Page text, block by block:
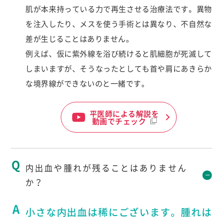
肌が本来持っている力で再生させる治療法です。異物
を注入したり、メスを使う手術とは異なり、不自然な
差が生じることはありません。
例えば、仮に紫外線を浴び続けると肌細胞が死滅して
しまいますが、そうなったとしても首や肩にあきらか
な境界線ができないのと一緒です。
平医師による解説を
動画でチェック
内出血や腫れが残ることはありません
か？
小さな内出血は稀にございます。腫れは